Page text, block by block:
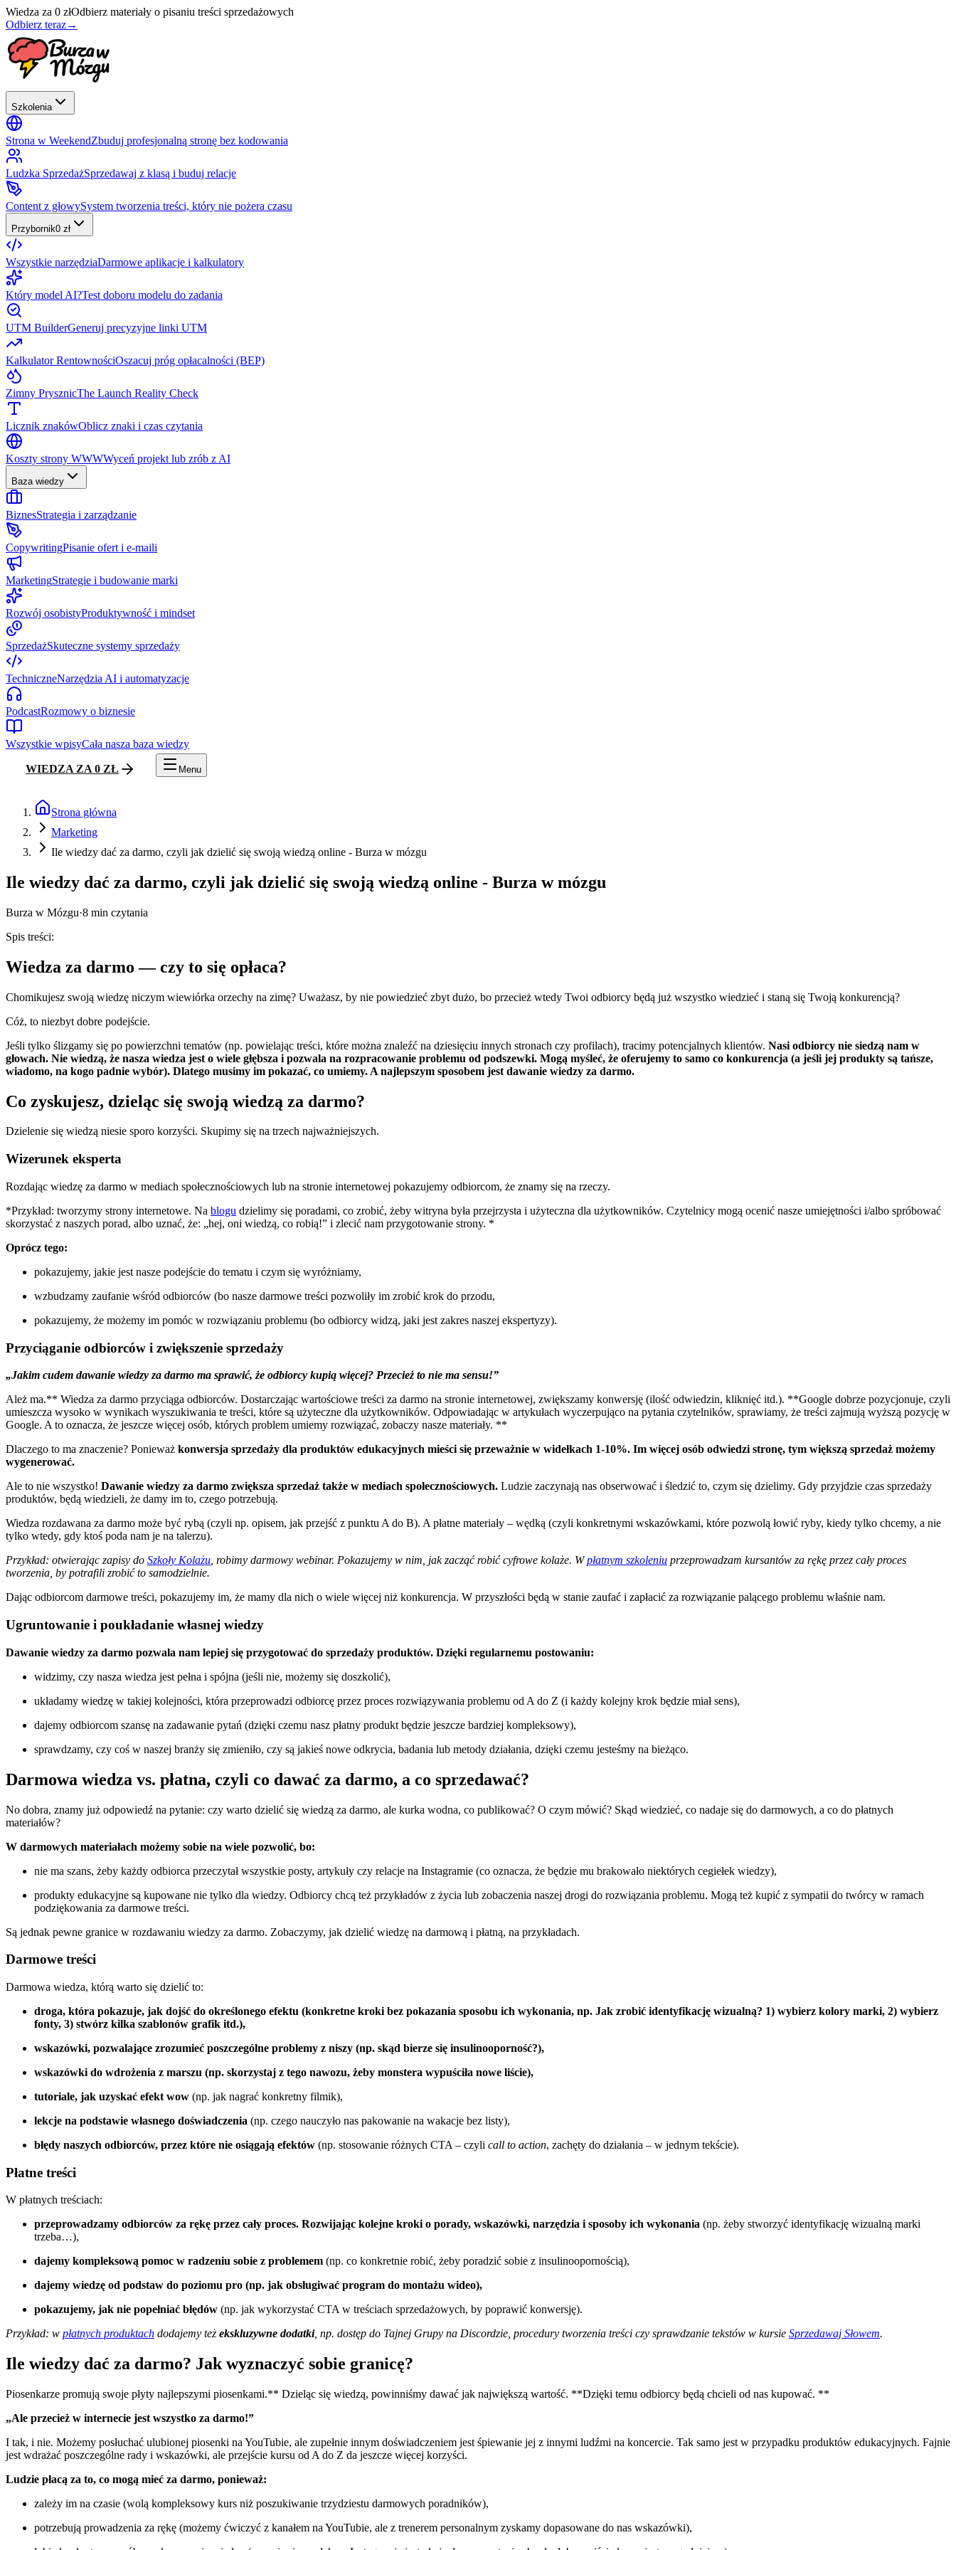
Wiedza za 0 złOdbierz materiały o pisaniu treści sprzedażowych
Odbierz teraz→
Szkolenia
Strona w WeekendZbuduj profesjonalną stronę bez kodowania
Ludzka SprzedażSprzedawaj z klasą i buduj relacje
Content z głowySystem tworzenia treści, który nie pożera czasu
Przybornik0 zł
Wszystkie narzędziaDarmowe aplikacje i kalkulatory
Który model AI?Test doboru modelu do zadania
UTM BuilderGeneruj precyzyjne linki UTM
Kalkulator RentownościOszacuj próg opłacalności (BEP)
Zimny PrysznicThe Launch Reality Check
Licznik znakówOblicz znaki i czas czytania
Koszty strony WWWWyceń projekt lub zrób z AI
Baza wiedzy
BiznesStrategia i zarządzanie
CopywritingPisanie ofert i e-maili
MarketingStrategie i budowanie marki
Rozwój osobistyProduktywność i mindset
SprzedażSkuteczne systemy sprzedaży
TechniczneNarzędzia AI i automatyzacje
PodcastRozmowy o biznesie
Wszystkie wpisyCała nasza baza wiedzy
WIEDZA ZA 0 ZŁ Menu
Strona główna
Marketing
Ile wiedzy dać za darmo, czyli jak dzielić się swoją wiedzą online - Burza w mózgu
Ile wiedzy dać za darmo, czyli jak dzielić się swoją wiedzą online - Burza w mózgu
Burza w Mózgu·8 min czytania
Spis treści:
Wiedza za darmo — czy to się opłaca?
Chomikujesz swoją wiedzę niczym wiewiórka orzechy na zimę? Uważasz, by nie powiedzieć zbyt dużo, bo przecież wtedy Twoi odbiorcy będą już wszystko wiedzieć i staną się Twoją konkurencją?
Cóż, to niezbyt dobre podejście.
Jeśli tylko ślizgamy się po powierzchni tematów (np. powielając treści, które można znaleźć na dziesięciu innych stronach czy profilach), tracimy potencjalnych klientów. Nasi odbiorcy nie siedzą nam w
głowach. Nie wiedzą, że nasza wiedza jest o wiele głębsza i pozwala na rozpracowanie problemu od podszewki. Mogą myśleć, że oferujemy to samo co konkurencja (a jeśli jej produkty są tańsze,
wiadomo, na kogo padnie wybór). Dlatego musimy im pokazać, co umiemy. A najlepszym sposobem jest dawanie wiedzy za darmo.
Co zyskujesz, dzieląc się swoją wiedzą za darmo?
Dzielenie się wiedzą niesie sporo korzyści. Skupimy się na trzech najważniejszych.
Wizerunek eksperta
Rozdając wiedzę za darmo w mediach społecznościowych lub na stronie internetowej pokazujemy odbiorcom, że znamy się na rzeczy.
*Przykład: tworzymy strony internetowe. Na blogu dzielimy się poradami, co zrobić, żeby witryna była przejrzysta i użyteczna dla użytkowników. Czytelnicy mogą ocenić nasze umiejętności i/albo spróbować
skorzystać z naszych porad, albo uznać, że: „hej, oni wiedzą, co robią!” i zlecić nam przygotowanie strony. *
Oprócz tego:
pokazujemy, jakie jest nasze podejście do tematu i czym się wyróżniamy,
wzbudzamy zaufanie wśród odbiorców (bo nasze darmowe treści pozwoliły im zrobić krok do przodu,
pokazujemy, że możemy im pomóc w rozwiązaniu problemu (bo odbiorcy widzą, jaki jest zakres naszej ekspertyzy).
Przyciąganie odbiorców i zwiększenie sprzedaży
„Jakim cudem dawanie wiedzy za darmo ma sprawić, że odbiorcy kupią więcej? Przecież to nie ma sensu!”
Ależ ma.** Wiedza za darmo przyciąga odbiorców. Dostarczając wartościowe treści za darmo na stronie internetowej, zwiększamy konwersję (ilość odwiedzin, kliknięć itd.). **Google dobrze pozycjonuje, czyli
umieszcza wysoko w wynikach wyszukiwania te treści, które są użyteczne dla użytkowników. Odpowiadając w artykułach wyczerpująco na pytania czytelników, sprawiamy, że treści zajmują wyższą pozycję w
Google. A to oznacza, że jeszcze więcej osób, których problem umiemy rozwiązać, zobaczy nasze materiały. **
Dlaczego to ma znaczenie? Ponieważ konwersja sprzedaży dla produktów edukacyjnych mieści się przeważnie w widełkach 1-10%. Im więcej osób odwiedzi stronę, tym większą sprzedaż możemy
wygenerować.
Ale to nie wszystko! Dawanie wiedzy za darmo zwiększa sprzedaż także w mediach społecznościowych. Ludzie zaczynają nas obserwować i śledzić to, czym się dzielimy. Gdy przyjdzie czas sprzedaży
produktów, będą wiedzieli, że damy im to, czego potrzebują.
Wiedza rozdawana za darmo może być rybą (czyli np. opisem, jak przejść z punktu A do B). A płatne materiały – wędką (czyli konkretnymi wskazówkami, które pozwolą łowić ryby, kiedy tylko chcemy, a nie
tylko wtedy, gdy ktoś poda nam je na talerzu).
Przykład: otwierając zapisy do Szkoły Kolażu , robimy darmowy webinar. Pokazujemy w nim, jak zacząć robić cyfrowe kolaże. Wpłatnym szkoleniu przeprowadzam kursantów za rękę przez cały proces
tworzenia, by potrafili zrobić to samodzielnie.
Dając odbiorcom darmowe treści, pokazujemy im, że mamy dla nich o wiele więcej niż konkurencja. W przyszłości będą w stanie zaufać i zapłacić za rozwiązanie palącego problemu właśnie nam.
Ugruntowanie i poukładanie własnej wiedzy
Dawanie wiedzy za darmo pozwala nam lepiej się przygotować do sprzedaży produktów. Dzięki regularnemu postowaniu:
widzimy, czy nasza wiedza jest pełna i spójna (jeśli nie, możemy się doszkolić),
układamy wiedzę w takiej kolejności, która przeprowadzi odbiorcę przez proces rozwiązywania problemu od A do Z (i każdy kolejny krok będzie miał sens),
dajemy odbiorcom szansę na zadawanie pytań (dzięki czemu nasz płatny produkt będzie jeszcze bardziej kompleksowy),
sprawdzamy, czy coś w naszej branży się zmieniło, czy są jakieś nowe odkrycia, badania lub metody działania, dzięki czemu jesteśmy na bieżąco.
Darmowa wiedza vs. płatna, czyli co dawać za darmo, a co sprzedawać?
No dobra, znamy już odpowiedź na pytanie: czy warto dzielić się wiedzą za darmo, ale kurka wodna, co publikować? O czym mówić? Skąd wiedzieć, co nadaje się do darmowych, a co do płatnych
materiałów?
W darmowych materiałach możemy sobie na wiele pozwolić, bo:
nie ma szans, żeby każdy odbiorca przeczytał wszystkie posty, artykuły czy relacje na Instagramie (co oznacza, że będzie mu brakowało niektórych cegiełek wiedzy),
produkty edukacyjne są kupowane nie tylko dla wiedzy. Odbiorcy chcą też przykładów z życia lub zobaczenia naszej drogi do rozwiązania problemu. Mogą też kupić z sympatii do twórcy w ramach
podziękowania za darmowe treści.
Są jednak pewne granice w rozdawaniu wiedzy za darmo. Zobaczymy, jak dzielić wiedzę na darmową i płatną, na przykładach.
Darmowe treści
Darmowa wiedza, którą warto się dzielić to:
droga, która pokazuje, jak dojść do określonego efektu (konkretne kroki bez pokazania sposobu ich wykonania, np. Jak zrobić identyfikację wizualną? 1) wybierz kolory marki, 2) wybierz
fonty, 3) stwórz kilka szablonów grafik itd.),
wskazówki, pozwalające zrozumieć poszczególne problemy z niszy (np. skąd bierze się insulinooporność?),
wskazówki do wdrożenia z marszu (np. skorzystaj z tego nawozu, żeby monstera wypuściła nowe liście),
tutoriale, jak uzyskać efekt wow (np. jak nagrać konkretny filmik),
lekcje na podstawie własnego doświadczenia (np. czego nauczyło nas pakowanie na wakacje bez listy),
błędy naszych odbiorców, przez które nie osiągają efektów (np. stosowanie różnych CTA – czyli call to action, zachęty do działania – w jednym tekście).
Płatne treści
W płatnych treściach:
przeprowadzamy odbiorców za rękę przez cały proces. Rozwijając kolejne kroki o porady, wskazówki, narzędzia i sposoby ich wykonania (np. żeby stworzyć identyfikację wizualną marki
trzeba…),
dajemy kompleksową pomoc w radzeniu sobie z problemem (np. co konkretnie robić, żeby poradzić sobie z insulinoopornością),
dajemy wiedzę od podstaw do poziomu pro (np. jak obsługiwać program do montażu wideo),
pokazujemy, jak nie popełniać błędów (np. jak wykorzystać CTA w treściach sprzedażowych, by poprawić konwersję).
Przykład: w płatnych produktach dodajemy też ekskluzywne dodatki, np. dostęp do Tajnej Grupy na Discordzie, procedury tworzenia treści czy sprawdzanie tekstów w kursie Sprzedawaj Słowem.
Ile wiedzy dać za darmo? Jak wyznaczyć sobie granicę?
Piosenkarze promują swoje płyty najlepszymi piosenkami.** Dzieląc się wiedzą, powinniśmy dawać jak największą wartość. **Dzięki temu odbiorcy będą chcieli od nas kupować. **
„Ale przecież w internecie jest wszystko za darmo!”
I tak, i nie. Możemy posłuchać ulubionej piosenki na YouTubie, ale zupełnie innym doświadczeniem jest śpiewanie jej z innymi ludźmi na koncercie. Tak samo jest w przypadku produktów edukacyjnych. Fajnie
jest wdrażać poszczególne rady i wskazówki, ale przejście kursu od A do Z da jeszcze więcej korzyści.
Ludzie płacą za to, co mogą mieć za darmo, ponieważ:
zależy im na czasie (wolą kompleksowy kurs niż poszukiwanie trzydziestu darmowych poradników),
potrzebują prowadzenia za rękę (możemy ćwiczyć z kanałem na YouTubie, ale z trenerem personalnym zyskamy dopasowane do nas wskazówki),